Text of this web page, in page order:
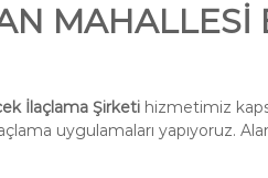
İlaçlama Şirketi hizmetimiz
uygulamaları yapıyoruz.